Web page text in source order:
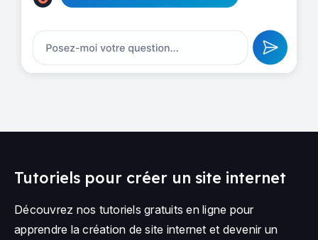
Tutoriels pour créer un site internet
Découvrez nos tutoriels gratuits en ligne pour
apprendre la création de site internet et devenir un